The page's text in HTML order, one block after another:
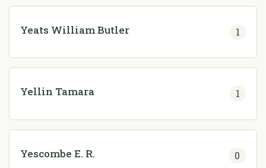
Yeats William Butler 1
Yellin Tamara 1
Yescombe E. R. 0